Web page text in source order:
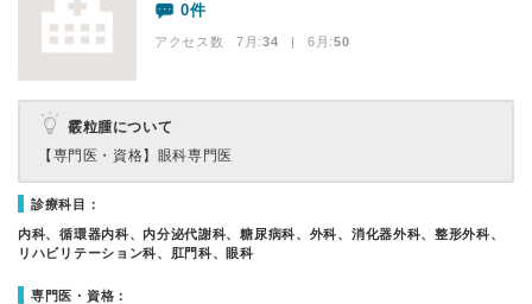
0件
アクセス数 7月:34 | 6月:50
霰粒腫について
【専門医・資格】 眼科専門医
診療科目：
内科、循環器内科、内分泌代謝科、糖尿病科、外科、消化器外科、整形外科、
リハビリテーション科、肛門科、眼科
専門医・資格：